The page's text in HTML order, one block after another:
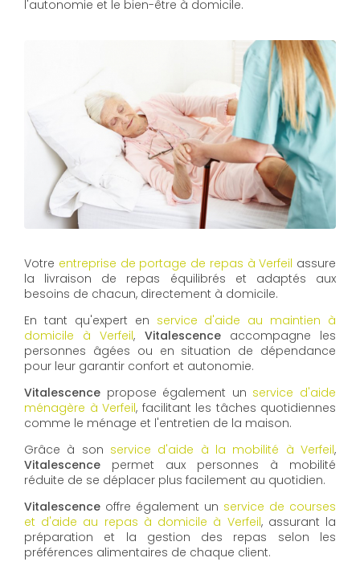
l'autonomie et le bien-être à domicile.
Votre entreprise de portage de repas à Verfeil assure
la livraison de repas équilibrés et adaptés aux
besoins de chacun, directement à domicile.
En tant qu'expert en service d'aide au maintien à
domicile à Verfeil, Vitalescenceaccompagne les
personnes âgées ou en situation de dépendance
pour leur garantir confort et autonomie.
Vitalescence propose également un service d'aide
ménagère à Verfeil, facilitant les tâches quotidiennes
comme le ménage et l'entretien de la maison.
Grâce à son service d'aide à la mobilité à Verfeil,
Vitalescence permet aux personnes à mobilité
réduite de se déplacer plus facilement au quotidien.
Vitalescence offre également un service de courses
et d'aide au repas à domicile à Verfeil, assurant la
préparation et la gestion des repas selon les
préférences alimentaires de chaque client.